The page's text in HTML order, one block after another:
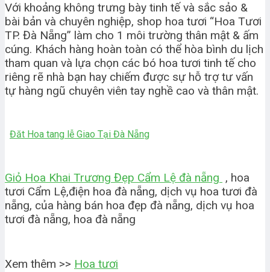
Với khoảng không trưng bày tinh tế và sắc sảo &
bài bản và chuyên nghiệp, shop hoa tươi “Hoa Tươi
TP. Đà Nẵng” làm cho 1 môi trường thân mật & ấm
cúng. Khách hàng hoàn toàn có thể hòa bình du lịch
tham quan và lựa chọn các bó hoa tươi tinh tế cho
riêng rẽ nhà bạn hay chiếm được sự hỗ trợ tư vấn
tự hàng ngũ chuyên viên tay nghề cao và thân mật.
Đăt Hoa tang lễ Giao Tại Đà Nẵng
Giỏ Hoa Khai Trương Đẹp Cẩm Lệ đà nẵng , hoa
tươi Cẩm Lệ,điện hoa đà nẵng, dịch vụ hoa tươi đà
nẵng, của hàng bán hoa đẹp đà nẵng, dịch vụ hoa
tươi đà nẵng, hoa đà nẵng
Xem thêm >> Hoa tươi